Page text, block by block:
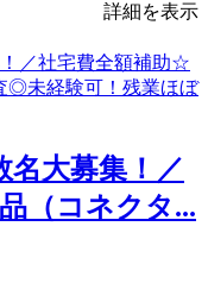
詳細を表示
名大募集！／
（コネクタ...